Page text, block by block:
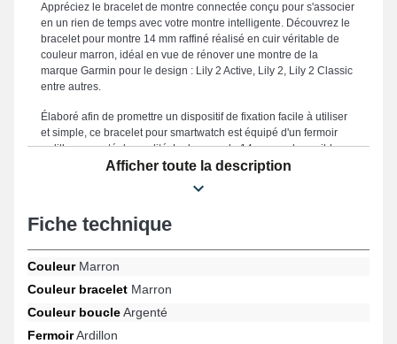
Appréciez le bracelet de montre connectée conçu pour s'associer
en un rien de temps avec votre montre intelligente. Découvrez le
bracelet pour montre 14 mm raffiné réalisé en cuir véritable de
couleur marron, idéal en vue de rénover une montre de la
marque Garmin pour le design : Lily 2 Active, Lily 2, Lily 2 Classic
entre autres.
Élaboré afin de promettre un dispositif de fixation facile à utiliser
et simple, ce bracelet pour smartwatch est équipé d'un fermoir
ardillon argenté de qualité. La largeur de 14mm rend possible un
ajustement idéal avec vos attentes et un maintien ergonomique.
conçue pour les utilisateurs qui désirent un mélange subtil entre
souhaits des passionnés d'horlogerie. Placé avec ce format de
modèles Lily 2 Classic, Lily 2 Active, Lily 2 et bien plus encore de
la marque Garmin, le fermoir ardillon est fiable. En utilisant sa
fluidité à une gamme variée de modèles offrant une douceur
Afficher toute la description
Fiche technique
CouleurMarron
Couleur bracelet Marron
Couleur boucleArgenté
FermoirArdillon